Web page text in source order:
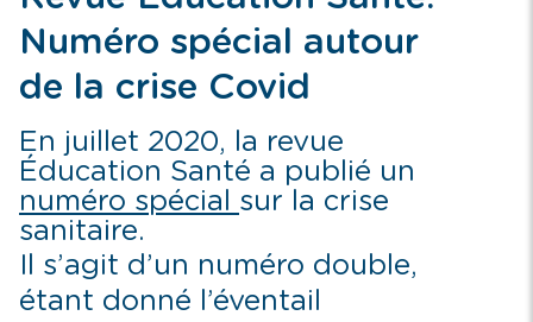
Numéro spécial autour
de la crise Covid
En juillet 2020, la revue
Éducation Santé a publié un
numéro spécial sur la crise
sanitaire.
Il s’agit d’un numéro double,
étant donné l’éventail